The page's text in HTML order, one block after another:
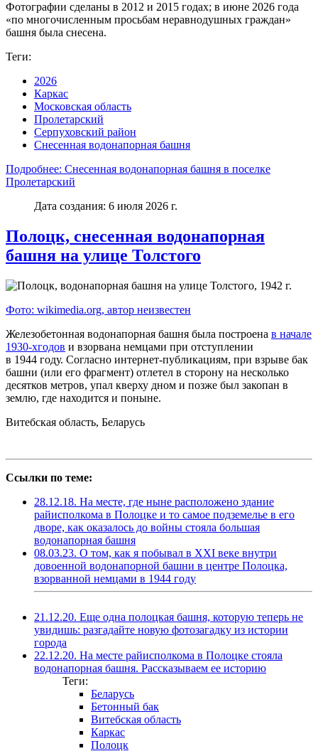
Фотографии сделаны в 2012 и 2015 годах; в июне 2026 года
«по многочисленным просьбам неравнодушных граждан»
башня была снесена.
Теги:
2026
Каркас
Московская область
Пролетарский
Серпуховский район
Снесенная водонапорная башня
Подробнее: Снесенная водонапорная башня в поселке
Пролетарский
Дата создания: 6 июля 2026 г.
Полоцк, снесенная водонапорная
башня на улице Толстого
Фото: wikimedia.org, автор неизвестен
Железобетонная водонапорная башня была построена в начале
1930-хгодов и взорвана немцами при отступлении
в 1944 году. Согласно интернет-публикациям, при взрыве бак
башни (или его фрагмент) отлетел в сторону на несколько
десятков метров, упал кверху дном и позже был закопан в
землю, где находится и поныне.
Витебская область, Беларусь
Ссылки по теме:
28.12.18. На месте, где ныне расположено здание
райисполкома в Полоцке и то самое подземелье в его
дворе, как оказалось до войны стояла большая
водонапорная башня
08.03.23. О том, как я побывал в XXI веке внутри
довоенной водонапорной башни в центре Полоцка,
взорванной немцами в 1944 году
21.12.20. Еще одна полоцкая башня, которую теперь не
увидишь: разгадайте новую фотозагадку из истории
города
22.12.20. На месте райисполкома в Полоцке стояла
водонапорная башня. Рассказываем ее историю
Теги:
Беларусь
Бетонный бак
Витебская область
Каркас
Полоцк